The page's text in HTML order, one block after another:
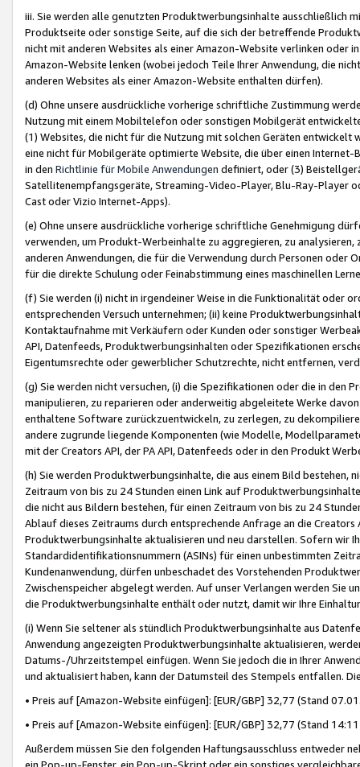
iii. Sie werden alle genutzten Produktwerbungsinhalte ausschließlich
Produktseite oder sonstige Seite, auf die sich der betreffende
nicht mit anderen Websites als einer Amazon-Website verlinken oder
Amazon-Website lenken (wobei jedoch Teile Ihrer Anwendung, die
anderen Websites als einer Amazon-Website enthalten dürfen).
(d) Ohne unsere ausdrückliche vorherige schriftliche Zustimmung
Nutzung mit einem Mobiltelefon oder sonstigen Mobilgerät
(1) Websites, die nicht für die Nutzung mit solchen Geräten
eine nicht für Mobilgeräte optimierte Website, die über einen
in den Richtlinie für Mobile Anwendungen definiert, oder (3)
Satellitenempfangsgeräte, Streaming-Video-Player, Blu-Ray-Player
Cast oder Vizio Internet-Apps).
(e) Ohne unsere ausdrückliche vorherige schriftliche Genehmigung
verwenden, um Produkt-Werbeinhalte zu aggregieren, zu
anderen Anwendungen, die für die Verwendung durch Personen
für die direkte Schulung oder Feinabstimmung eines maschinellen
(f) Sie werden (i) nicht in irgendeiner Weise in die Funktionalität oder
entsprechenden Versuch unternehmen; (ii) keine
Kontaktaufnahme mit Verkäufern oder Kunden oder sonstiger
API, Datenfeeds, Produktwerbungsinhalten oder Spezifikationen
Eigentumsrechte oder gewerblicher Schutzrechte, nicht entfernen,
(g) Sie werden nicht versuchen, (i) die Spezifikationen oder die in
manipulieren, zu reparieren oder anderweitig abgeleitete Werke
enthaltene Software zurückzuentwickeln, zu zerlegen, zu
andere zugrunde liegende Komponenten (wie Modelle,
mit der Creators API, der PA API, Datenfeeds oder in den Produkt
(h) Sie werden Produktwerbungsinhalte, die aus einem Bild bestehen,
Zeitraum von bis zu 24 Stunden einen Link auf
die nicht aus Bildern bestehen, für einen Zeitraum von bis zu 24
Ablauf dieses Zeitraums durch entsprechende Anfrage an die
Produktwerbungsinhalte aktualisieren und neu darstellen. Sofern wir
Standardidentifikationsnummern (ASINs) für einen unbestimmten
Kundenanwendung, dürfen unbeschadet des Vorstehenden
Zwischenspeicher abgelegt werden. Auf unser Verlangen werden Sie
die Produktwerbungsinhalte enthält oder nutzt, damit wir Ihre
(i) Wenn Sie seltener als stündlich Produktwerbungsinhalte aus
Anwendung angezeigten Produktwerbungsinhalte aktualisieren,
Datums-/Uhrzeitstempel einfügen. Wenn Sie jedoch die in Ihrer
und aktualisiert haben, kann der Datumsteil des Stempels entfallen.
• Preis auf [Amazon-Website einfügen]: [EUR/GBP] 32,77 (Stand
• Preis auf [Amazon-Website einfügen]: [EUR/GBP] 32,77 (Stand
Außerdem müssen Sie den folgenden Haftungsausschluss entweder
ein Pop-up-Fenster, ein Pop-up-Skript oder ein sonstiges